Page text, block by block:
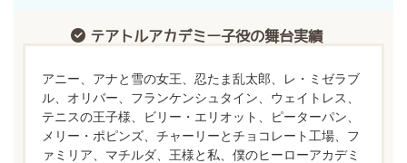
テアトルアカデミー子役の舞台実績
アニー、アナと雪の女王、忍たま乱太郎、レ・ミゼラブ
ル、オリバー、フランケンシュタイン、ウェイトレス、
テニスの王子様、ビリー・エリオット、ピーターパン、
メリー・ポピンズ、チャーリーとチョコレート工場、フ
ァミリア、マチルダ、王様と私、僕のヒーローアカデミ